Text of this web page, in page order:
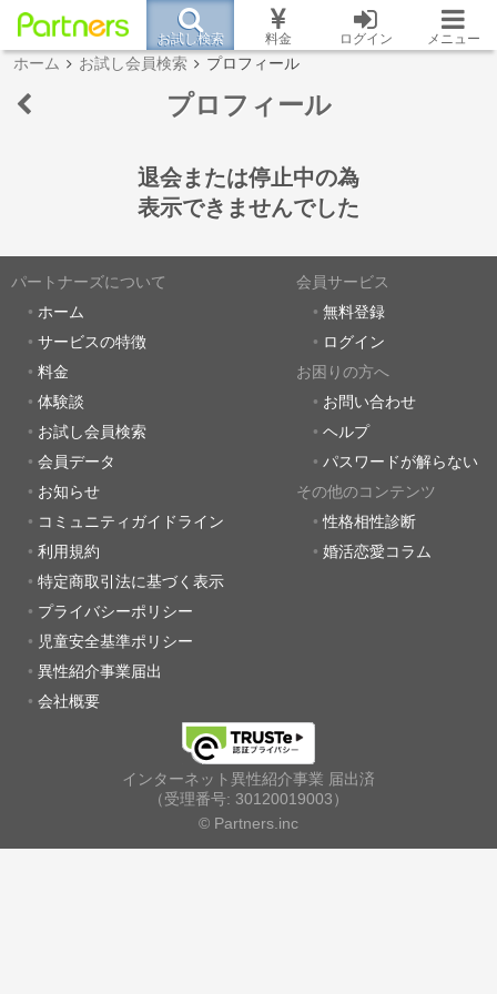
お試し検索 料金 ログイン メニュー
ホーム お試し会員検索 プロフィール
プロフィール
退会または停止中の為
表示できませんでした
パートナーズについて
ホーム
サービスの特徴
料金
体験談
お試し会員検索
会員データ
お知らせ
コミュニティガイドライン
利用規約
特定商取引法に基づく表示
プライバシーポリシー
児童安全基準ポリシー
異性紹介事業届出
会社概要
会員サービス
無料登録
ログイン
お困りの方へ
お問い合わせ
ヘルプ
パスワードが解らない
その他のコンテンツ
性格相性診断
婚活恋愛コラム
インターネット異性紹介事業 届出済
（受理番号: 30120019003）
© Partners.inc